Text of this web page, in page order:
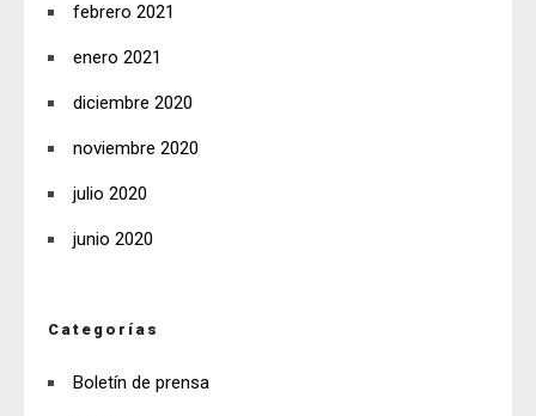
febrero 2021
enero 2021
diciembre 2020
noviembre 2020
julio 2020
junio 2020
Categorías
Boletín de prensa